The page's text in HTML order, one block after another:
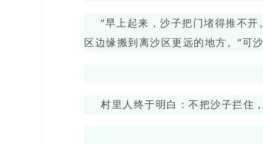
“早上起来，沙子把门堵得推不
区边缘搬到离沙区更远的地方。“
村里人终于明白：不把沙子拦住